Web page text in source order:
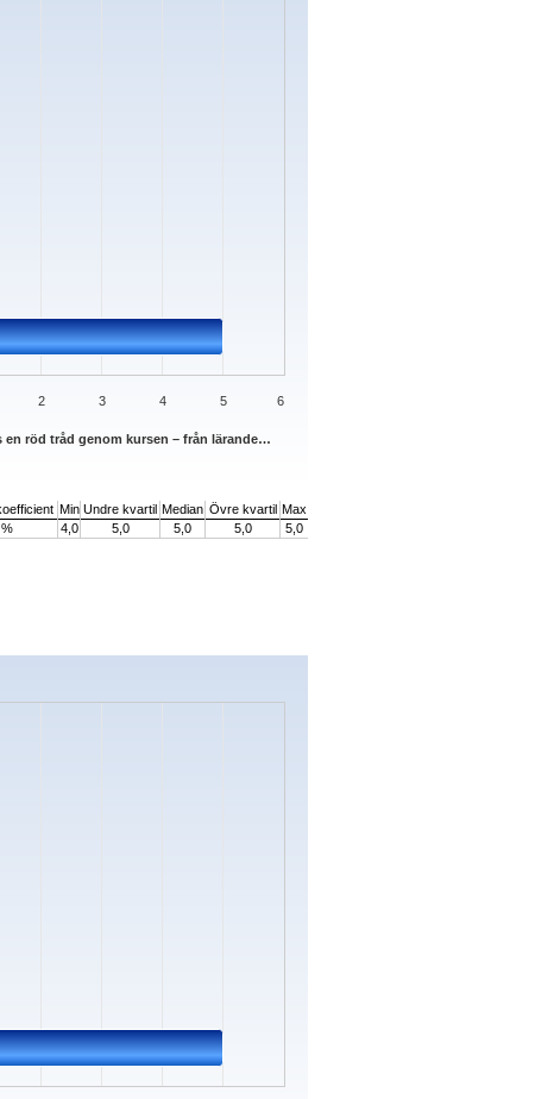
röd tråd genom kursen – från lärande…
2 3 4 5 6
Min Undre kvartil Median Övre kvartil Max
4,0 5,0 5,0 5,0 5,0